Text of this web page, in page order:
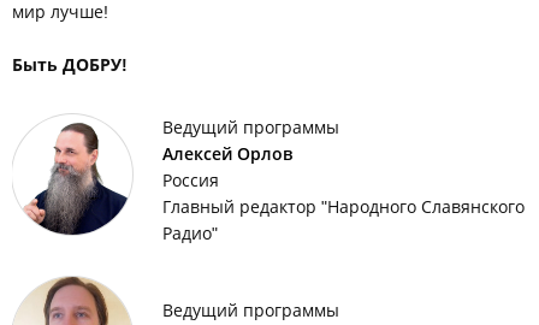
мир лучше!
Быть ДОБРУ!
Ведущий программы
Алексей Орлов
Россия
Главный редактор "Народного Славянского
Радио"
Ведущий программы